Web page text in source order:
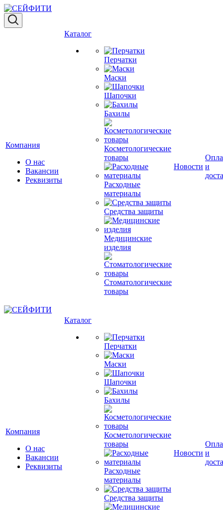
Компания
О нас
Вакансии
Реквизиты
Каталог
Перчатки
Маски
Шапочки
Бахилы
Косметологические
товары
Расходные
материалы
Средства защиты
Медицинские
изделия
Стоматологические
товары
Новости и
Компания
О нас
Вакансии
Реквизиты
Каталог
Перчатки
Маски
Шапочки
Бахилы
Косметологические
товары
Расходные
материалы
Средства защиты
Новости и